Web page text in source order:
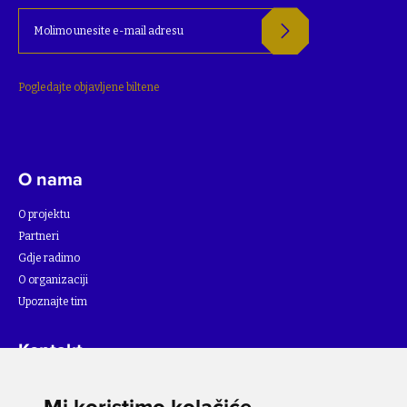
Pogledajte objavljene biltene
O nama
O projektu
Partneri
Gdje radimo
O organizaciji
Upoznajte tim
Kontakt